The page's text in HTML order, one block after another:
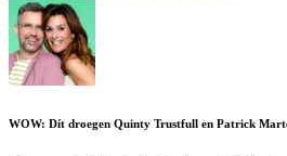
WOW: Dít droegen Quinty Trustfull en Patrick